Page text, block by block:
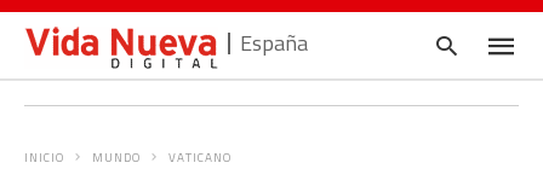
España
INICIO MUNDO VATICANO